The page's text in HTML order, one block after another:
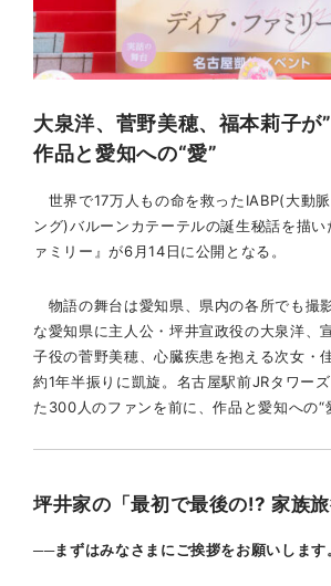
大泉洋、菅野美穂、福本莉子が
作品と愛知への“愛”
世界で17万人もの命を救ったIABP(大動
ング)バルーンカテーテルの誕生秘話を描い
ァミリー』が6月14日に公開となる。
物語の舞台は愛知県、県内の各所でも撮
な愛知県に主人公・坪井宣政役の大泉洋、
子役の菅野美穂、心臓疾患を抱える次女・
約1年半振りに凱旋。名古屋駅前JRタワー
た300人のファンを前に、作品と愛知への“
坪井家の「最初で最後の!? 家族旅
──まずはみなさまにご挨拶をお願いします